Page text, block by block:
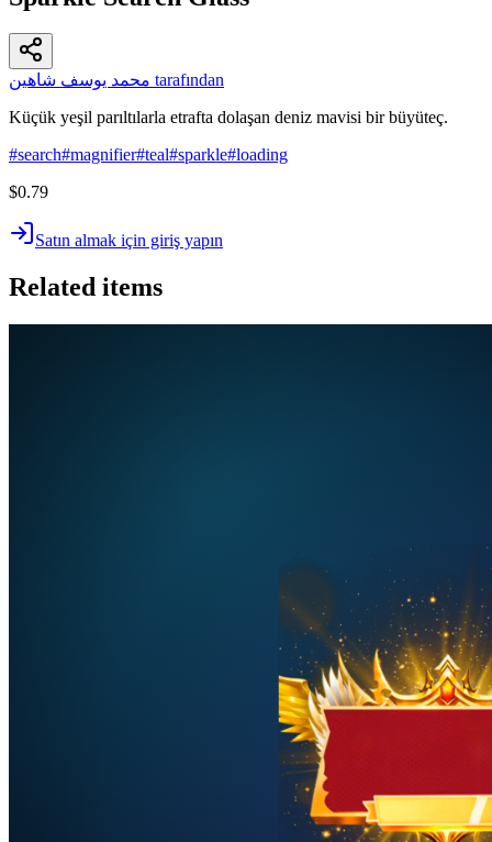
محمد يوسف شاهين tarafından
Küçük yeşil parıltılarla etrafta dolaşan deniz mavisi bir büyüteç.
#search#magnifier#teal#sparkle#loading
$0.79
Satın almak için giriş yapın
Related items